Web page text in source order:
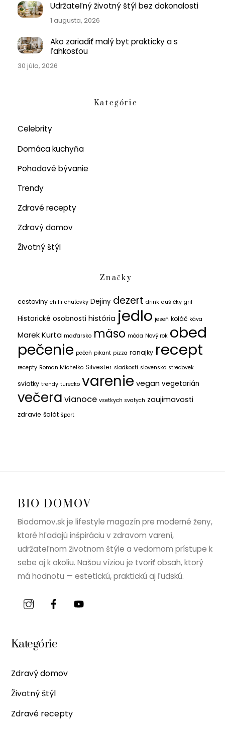
Udržateľný životný štýl bez dokonalosti
1 augusta, 2026
Ako zariadiť malý byt prakticky a s
ľahkosťou
30 júla, 2026
Kategórie
Celebrity
Domáca kuchyňa
Pohodové bývanie
Trendy
Zdravé recepty
Zdravý domov
Životný štýl
Značky
cestoviny chilli chuťovky Dejiny dezert drink dušičky gril
Historické osobnosti história jedlo jeseň koláč káva
Marek Kurta maďarsko mäso móda Nový rok obed
pečenie pečeň pikant pizza ranajky recept
recepty Roman Michelko Silvester sladkosti slovensko stredovek
sviatky trendy turecko varenie vegan vegetarián
večera vianoce vsetkych svatych zaujimavosti
zdravie šalát šport
BIO DOMOV
Biodomov.sk je lifestyle magazín pre moderné ženy,
ktoré hľadajú inšpiráciu v zdravom varení,
udržateľnom životnom štýle a vedomom prístupe k
sebe aj k okoliu. Našou víziou je tvoriť obsah, ktorý
má hodnotu — estetickú, praktickú aj ľudskú.
Kategórie
Zdravý domov
Životný štýl
Zdravé recepty